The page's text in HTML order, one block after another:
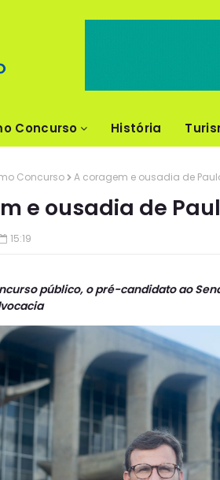
Concurso História
Concurso A coragem e ousadia de
e ousadia de
15:19
público, o pré-candidato ao